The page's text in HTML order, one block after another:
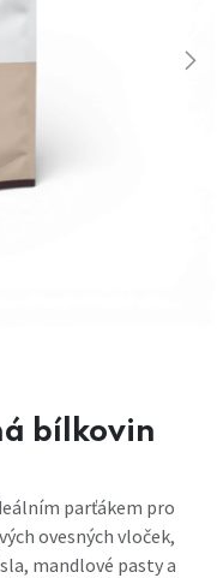
bílkovin
parťákem pro
ovesných vloček,
mandlové pasty a